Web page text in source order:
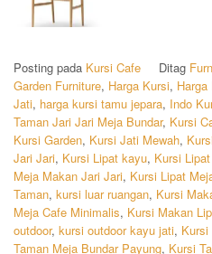
Posting pada Kursi Cafe Ditag
Garden Furniture, Harga Kursi,
Jati, harga kursi tamu jepara, Indo
Taman Jari Jari Meja Bundar, Kursi
Kursi Garden, Kursi Jati Mewah,
Jari Jari, Kursi Lipat kayu, Kursi
Meja Makan Jari Jari, Kursi Lipat
Taman, kursi luar ruangan, Kursi
Meja Cafe Minimalis, Kursi Makan
outdoor, kursi outdoor kayu jati, Kursi
Taman Meja Bundar Payung, Kursi